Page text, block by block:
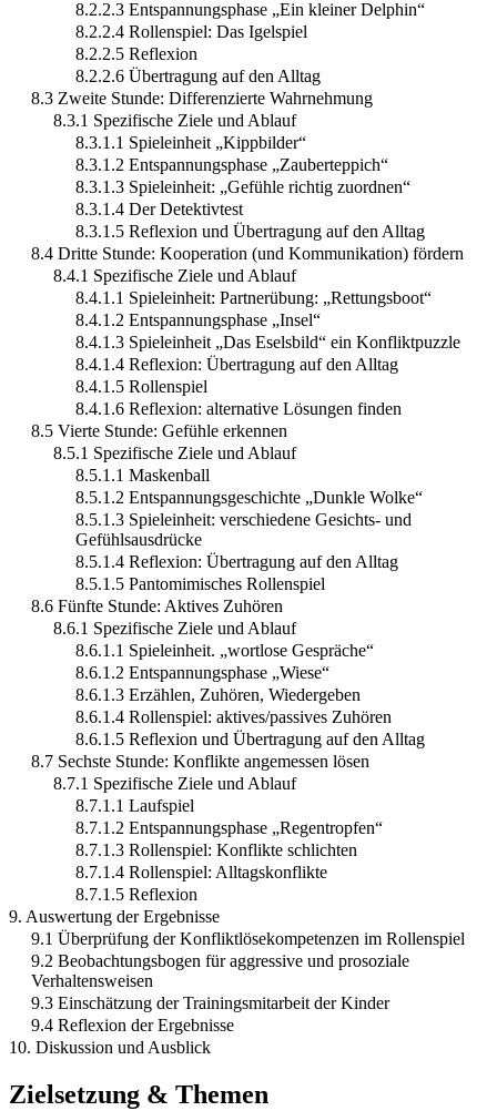
8.2.2.3 Entspannungsphase „Ein kleiner Delphin“
8.2.2.4 Rollenspiel: Das Igelspiel
8.2.2.5 Reflexion
8.2.2.6 Übertragung auf den Alltag
8.3 Zweite Stunde: Differenzierte Wahrnehmung
8.3.1 Spezifische Ziele und Ablauf
8.3.1.1 Spieleinheit „Kippbilder“
8.3.1.2 Entspannungsphase „Zauberteppich“
8.3.1.3 Spieleinheit: „Gefühle richtig zuordnen“
8.3.1.4 Der Detektivtest
8.3.1.5 Reflexion und Übertragung auf den Alltag
8.4 Dritte Stunde: Kooperation (und Kommunikation) fördern
8.4.1 Spezifische Ziele und Ablauf
8.4.1.1 Spieleinheit: Partnerübung: „Rettungsboot“
8.4.1.2 Entspannungsphase „Insel“
8.4.1.3 Spieleinheit „Das Eselsbild“ ein Konfliktpuzzle
8.4.1.4 Reflexion: Übertragung auf den Alltag
8.4.1.5 Rollenspiel
8.4.1.6 Reflexion: alternative Lösungen finden
8.5 Vierte Stunde: Gefühle erkennen
8.5.1 Spezifische Ziele und Ablauf
8.5.1.1 Maskenball
8.5.1.2 Entspannungsgeschichte „Dunkle Wolke“
8.5.1.3 Spieleinheit: verschiedene Gesichts- und
Gefühlsausdrücke
8.5.1.4 Reflexion: Übertragung auf den Alltag
8.5.1.5 Pantomimisches Rollenspiel
8.6 Fünfte Stunde: Aktives Zuhören
8.6.1 Spezifische Ziele und Ablauf
8.6.1.1 Spieleinheit. „wortlose Gespräche“
8.6.1.2 Entspannungsphase „Wiese“
8.6.1.3 Erzählen, Zuhören, Wiedergeben
8.6.1.4 Rollenspiel: aktives/passives Zuhören
8.6.1.5 Reflexion und Übertragung auf den Alltag
8.7 Sechste Stunde: Konflikte angemessen lösen
8.7.1 Spezifische Ziele und Ablauf
8.7.1.1 Laufspiel
8.7.1.2 Entspannungsphase „Regentropfen“
8.7.1.3 Rollenspiel: Konflikte schlichten
8.7.1.4 Rollenspiel: Alltagskonflikte
8.7.1.5 Reflexion
9. Auswertung der Ergebnisse
9.1 Überprüfung der Konfliktlösekompetenzen im Rollenspiel
9.2 Beobachtungsbogen für aggressive und prosoziale
Verhaltensweisen
9.3 Einschätzung der Trainingsmitarbeit der Kinder
9.4 Reflexion der Ergebnisse
10. Diskussion und Ausblick
Zielsetzung & Themen